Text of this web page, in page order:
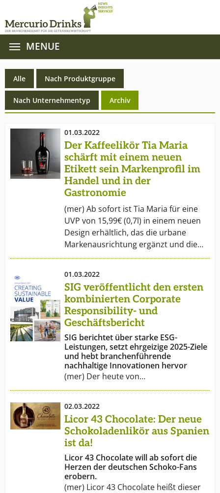
MENUE
Alle Nach Produktgruppe
Nach Unternehmentyp Archiv(current)
01.03.2022
Der Kaffeelikör Tia Maria
schärft mit einem neuen
Etikett sein Markenprofil im
Handel und in der
Gastronomie
(mer) Ab sofort ist Tia Maria für eine
UVP von 15,99€ (0,7l) in einem neuen
Design erhältlich, das die urbane
Markenausrichtung ergänzt und die…
01.03.2022
SIG veröffentlicht den ersten
kombinierten Corporate
Responsibility- und
Geschäftsbericht
SIG berichtet über starke ESG-
Leistungen, setzt ehrgeizige 2025-Ziele
und hebt branchenführende
nachhaltige Innovationen hervor
(mer) Der heute von…
02.03.2022
Licor 43 Chocolate: Der neue
Schokoladenlikör aus Spanien
ist da!
Licor 43 Chocolate will ab sofort die
Herzen der deutschen Schoko-Fans
erobern.
(mer) Licor 43 Chocolate heißt dieser